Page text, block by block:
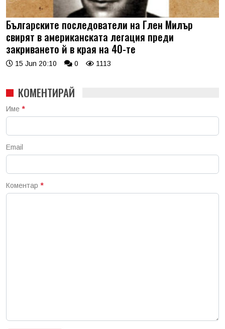
Българските последователи на Глен Милър
свирят в американската легация преди
закриването й в края на 40-те
15 Jun 20:10 0 1113
КОМЕНТИРАЙ
Име *
Email
Коментар *